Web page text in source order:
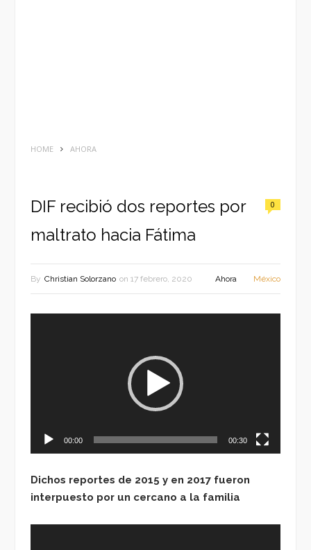
HOME AHORA
DIF recibió dos reportes por
maltrato hacia Fátima
0
By Christian Solorzano on 17 febrero, 2020 Ahora México
00:00 00:30
Dichos reportes de 2015 y en 2017 fueron
interpuesto por un cercano a la familia